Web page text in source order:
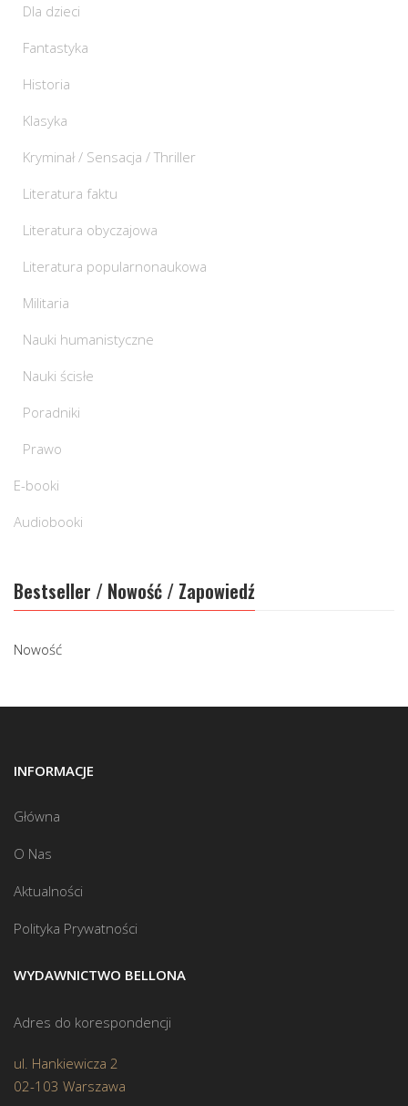
Dla dzieci
Fantastyka
Historia
Klasyka
Kryminał / Sensacja / Thriller
Literatura faktu
Literatura obyczajowa
Literatura popularnonaukowa
Militaria
Nauki humanistyczne
Nauki ścisłe
Poradniki
Prawo
E-booki
Audiobooki
Bestseller / Nowość / Zapowiedź
Nowość
INFORMACJE
Główna
O Nas
Aktualności
Polityka Prywatności
WYDAWNICTWO BELLONA
Adres do korespondencji
ul. Hankiewicza 2
02-103 Warszawa